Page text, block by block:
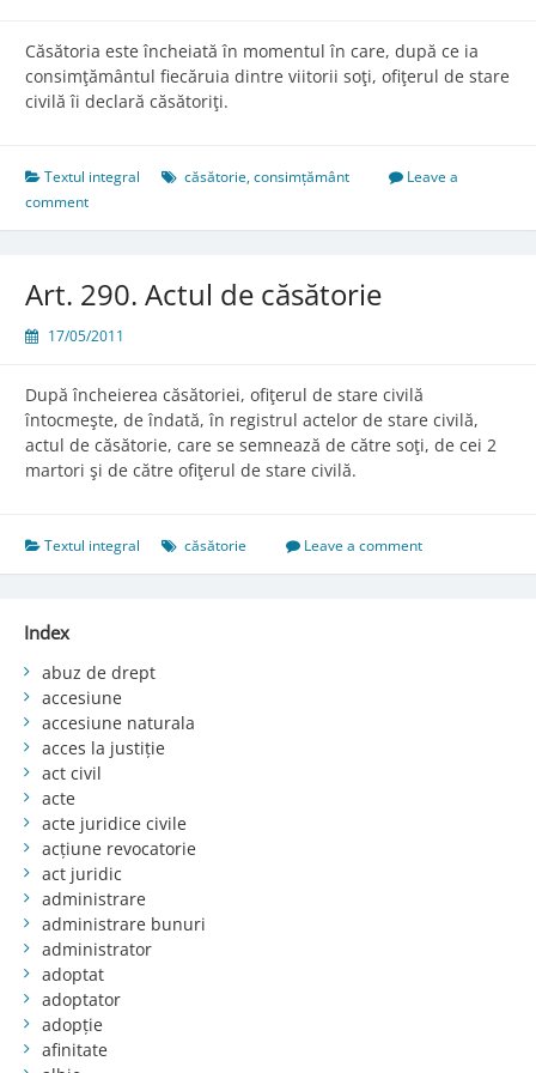
Căsătoria este încheiată în momentul în care, după ce ia
consimţământul fiecăruia dintre viitorii soţi, ofiţerul de stare
civilă îi declară căsătoriţi.
Textul integral căsătorie,consimțământ
Leave a
comment
Art. 290. Actul de căsătorie
17/05/2011
După încheierea căsătoriei, ofiţerul de stare civilă
întocmeşte, de îndată, în registrul actelor de stare civilă,
actul de căsătorie, care se semnează de către soţi, de cei 2
martori şi de către ofiţerul de stare civilă.
Textul integral căsătorie Leave a comment
Index
abuz de drept
accesiune
accesiune naturala
acces la justiție
act civil
acte
acte juridice civile
acțiune revocatorie
act juridic
administrare
administrare bunuri
administrator
adoptat
adoptator
adopție
afinitate